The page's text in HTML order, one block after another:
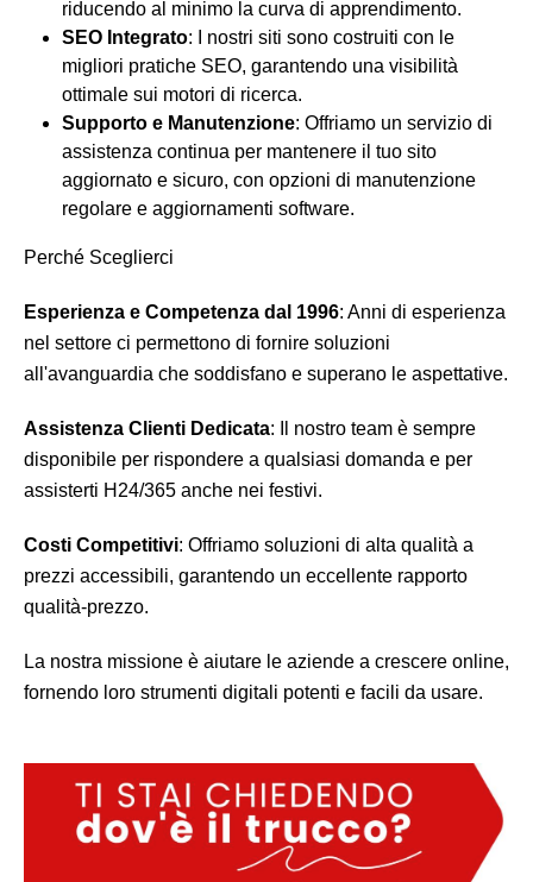
riducendo al minimo la curva di apprendimento.
SEO Integrato: I nostri siti sono costruiti con le
migliori pratiche SEO, garantendo una visibilità
ottimale sui motori di ricerca.
Supporto e Manutenzione: Offriamo un servizio di
assistenza continua per mantenere il tuo sito
aggiornato e sicuro, con opzioni di manutenzione
regolare e aggiornamenti software.
Perché Sceglierci
Esperienza e Competenza dal 1996: Anni di esperienza
nel settore ci permettono di fornire soluzioni
all'avanguardia che soddisfano e superano le aspettative.
Assistenza Clienti Dedicata: Il nostro team è sempre
disponibile per rispondere a qualsiasi domanda e per
assisterti H24/365 anche nei festivi.
Costi Competitivi: Offriamo soluzioni di alta qualità a
prezzi accessibili, garantendo un eccellente rapporto
qualità-prezzo.
La nostra missione è aiutare le aziende a crescere online,
fornendo loro strumenti digitali potenti e facili da usare.